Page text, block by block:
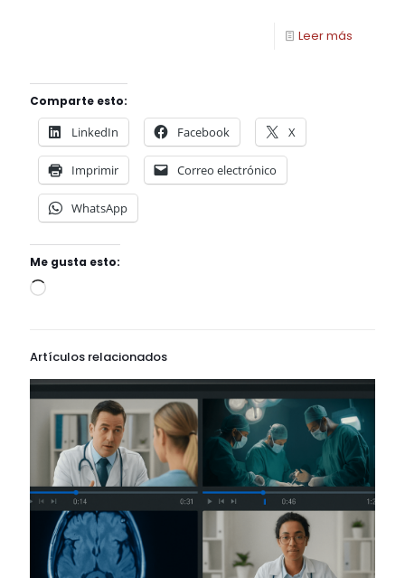
Leer más
Comparte esto:
LinkedIn Facebook X
Imprimir Correo electrónico
WhatsApp
Me gusta esto:
Artículos relacionados